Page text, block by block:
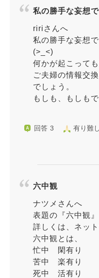
私の勝手な妄想で
ririさんへ
私の勝手な妄想
(>_<)
何かが起こって
ご夫婦の情報交
でしょう。
もしも、もしも
回答 3 有り難
六中観
ナツメさんへ
表題の『六中観』
詳しくは、ネッ
六中観とは、
忙中 閑有り
苦中 楽有り
死中 活有り